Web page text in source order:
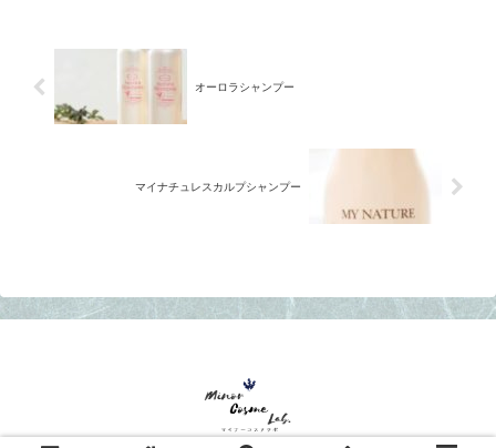
オーロラシャンプー
マイナチュレスカルプシャンプー